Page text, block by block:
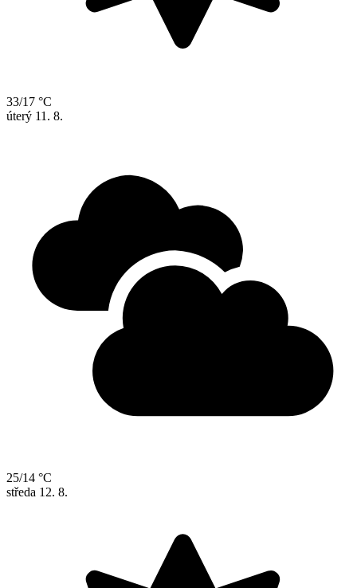
33/17 °C
úterý 11. 8.
25/14 °C
středa 12. 8.